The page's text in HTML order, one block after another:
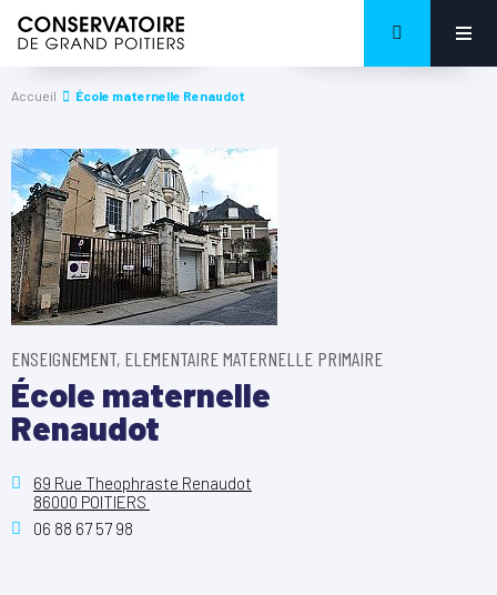
Accueil École maternelle Renaudot
ENSEIGNEMENT, ELEMENTAIRE MATERNELLE PRIMAIRE
École maternelle
Renaudot
69 Rue Theophraste Renaudot
86000 POITIERS
06 88 67 57 98